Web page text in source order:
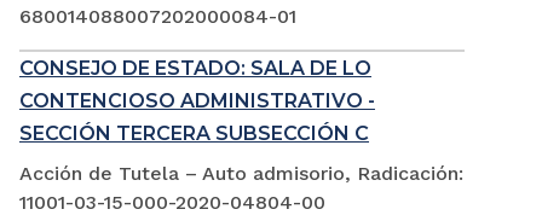
680014088007202000084-01
CONSEJO DE ESTADO: SALA DE LO
CONTENCIOSO ADMINISTRATIVO -
SECCIÓN TERCERA SUBSECCIÓN C
Acción de Tutela – Auto admisorio, Radicación:
11001-03-15-000-2020-04804-00